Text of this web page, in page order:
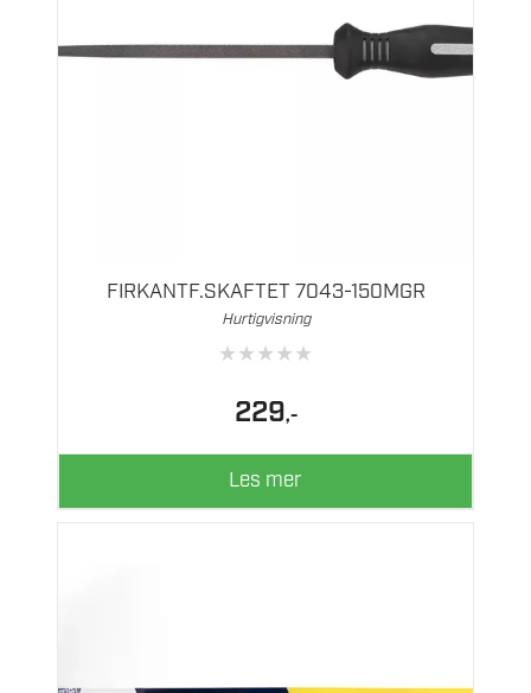
FIRKANTF.SKAFTET 7043-150MGR
Hurtigvisning
★★★★★
229,-
Les mer